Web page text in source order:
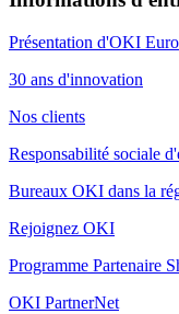
Présentation d'OKI
30 ans d'innovation
Nos clients
Responsabilité sociale
Bureaux OKI dans la
Rejoignez OKI
Programme Partenaire
OKI PartnerNet